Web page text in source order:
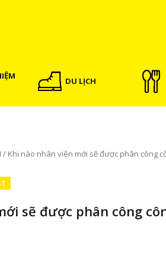
DU LỊCH
/ Khi nào nhân viên mới sẽ được phân công
sẽ được phân công